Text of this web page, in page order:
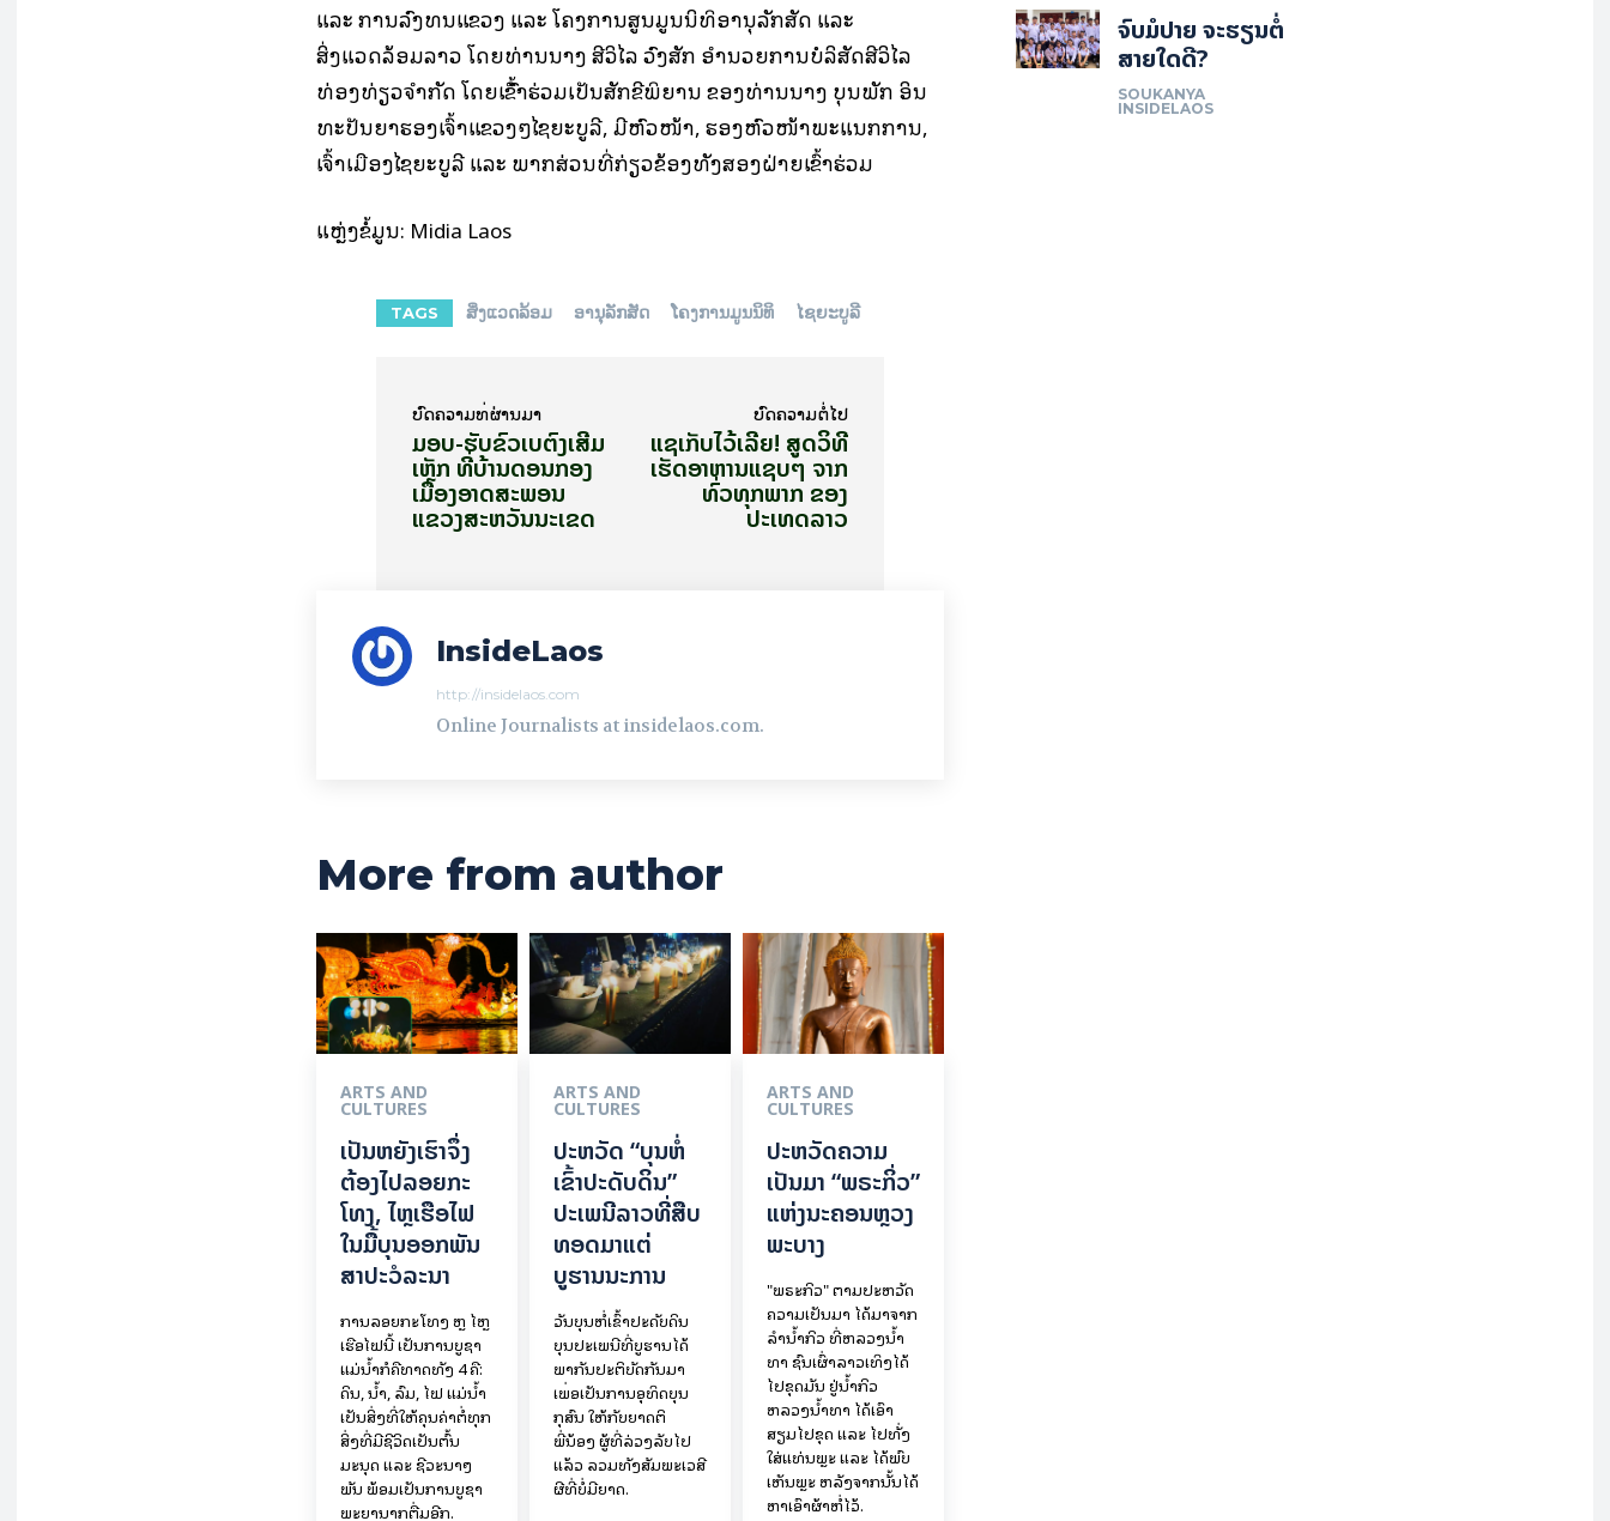
ແລະ ການລົງທຶນແຂວງ ແລະ ໂຄງການສູນມູນນິທິອານຸລັກສັດ ແລະ
ສິ່ງແວດລ້ອມລາວ ໂດຍທ່ານນາງ ສີວິໄລ ວົງສັກ ອຳນວຍການບໍລິສັດສີວິໄລ
ທ່ອງທ່ຽວຈໍາກັດ ໂດຍເຂົ້ົາຮ່ວມເປັນສັກຂີພິຍານ ຂອງທ່ານນາງ ບຸນພັກ ອິນ
ທະປັນຍາຮອງເຈົ້າແຂວງໆໄຊຍະບູລີ, ມີຫົວໜ້າ, ຮອງຫົວໜ້າພະແນກການ,
ເຈົ້າເມືອງໄຊຍະບູລີ ແລະ ພາກສ່ວນທີ່ກ່ຽວຂ້ອງທັງສອງຝ່າຍເຂົ້າຮ່ວມ
ແຫຼ່ງຂໍ້ມູນ: Midia Laos
TAGS ສິ່ງແວດລ້ອມ ອານຸລັກສັດ ໂຄງການມູນນິທິ ໄຊຍະບູລີ
ບົດ​ຄວາມ​ທີ່​ຜ່ານ​ມາ
ມອບ-ຮັບຂົວເບຕົງເສີມ
ເຫຼັກ ທີ່ບ້ານດອນກອງ
ເມືອງອາດສະພອນ
ແຂວງສະຫວັນນະເຂດ
ບົດ​ຄວາມ​ຕໍ່​ໄປ
ແຊເກັບໄວ້ເລີຍ! ສູດວິທີ
ເຮັດອາຫານແຊບໆ ຈາກ
ທົ່ວທຸກພາກ ຂອງ
ປະເທດລາວ
InsideLaos
http://insidelaos.com
Online Journalists at insidelaos.com.
More from author
ARTS AND
CULTURES
ເປັນ​ຫຍັງ​ເຮົາ​ຈຶ່ງ​
ຕ້ອງ​ໄປລອຍ​ກະ​
ໂທງ, ໄຫຼ​ເຮືອ​ໄຟ
ໃນ​ມື້​​ບຸນ​ອອກ​ພັນ​
ສາ​ປະ​ວໍ​ລະ​ນາ
ການລອຍ​ກະ​ໂທງ ຫຼື ໄຫຼ
ເຮືອໄຟນີ້ ເປັນການບູຊາ
ແມ່ນໍ້າກໍຄືທາດທັງ 4 ຄື:
ດິນ, ນໍ້າ, ລົມ, ໄຟ ແມ່ນໍ້າ
ເປັນສິ່ງທີ່ໃຫ້ຄຸນຄ່າຕໍ່ທຸກ
ສິ່ງທີ່ມີຊີວິດເປັນຕົ້ນ
ມະນຸດ ແລະ ຊີວະນາໆ
ພັນ ພ້ອມເປັນການບູຊາ
ພະຍານາກຕື່ມອີກ.
ARTS AND
CULTURES
ປະຫວັດ “ບຸນຫໍ່
ເຂົ້າປະດັບດິນ”
ປະເພນີລາວທີ່ສືບ
ທອດມາແຕ່
ບູຮານນະການ
ວັນບຸນຫໍ່ເຂົ້າປະດັບດິນ
ບຸນປະເພນີທີ່ບູຮານໄດ້
ພາກັນປະຕິບັດກັນມາ
ເພື່ອເປັນການອຸທິດບຸນ
ກຸສົນ ໃຫ້ກັບຍາດຕິ
ພີ່ນ້ອງ ຜູ້ທີ່ລ່ວງລັບໄປ
ແລ້ວ ລວມທັງສັມພະເວສີ
ຜີທີ່ບໍ່ມີຍາດ.
ARTS AND
CULTURES
ປະຫວັດຄວາມ
ເປັນມາ “ພຣະກິ່ວ”
ແຫ່ງນະຄອນຫຼວງ
ພະບາງ
"ພຣະກິວ" ຕາມປະຫວັດ
ຄວາມເປັນມາ ໄດ້ມາຈາກ
ລຳນ້ຳກິວ ທີ່ຫລວງນ້ຳ
ທາ ຊົນເຜົ່າລາວເທິງໄດ້
ໄປຂຸດມັນ ຢູ່ນ້ຳກິວ
ຫລວງນ້ຳທາ ໄດ້ເອົາ
ສຽມໄປຂຸດ ແລະ ໄປທັ່ງ
ໃສ່ແທ່ນພຼະ ແລະ ໄດ້ພົບ
ເຫັນພຼະ ຫລັງຈາກນັ້ນໄດ້
ຫາເອົາຜ້າຫໍ່ໄວ້.
ຈົບມໍປາຍ ຈະຮຽນຕໍ່
ສາຍໃດດີ?
SOUKANYA
INSIDELAOS